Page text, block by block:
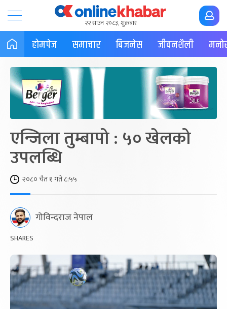
२२ साउन २०८३, शुक्रबार
होमपेज समाचार बिजनेस जीवनशैली
एन्जिला तुम्बापो : ५० खेलको
उपलब्धि
२०८० चैत १ गते ८:५५
गोविन्दराज नेपाल
SHARES